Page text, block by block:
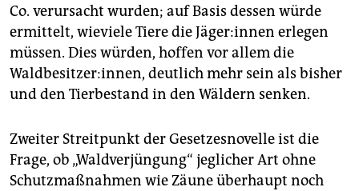
Co. verursacht wurden; auf Basis dessen würde
ermittelt, wieviele Tiere die Jä­ge­r:in­nen erlegen
müssen. Dies würden, hoffen vor allem die
Waldbesitzer:innen, deutlich mehr sein als bisher
und den Tierbestand in den Wäldern senken.
Zweiter Streitpunkt der Gesetzesnovelle ist die
Frage, ob „Waldverjüngung“ jeglicher Art ohne
Schutzmaßnahmen wie Zäune überhaupt noch